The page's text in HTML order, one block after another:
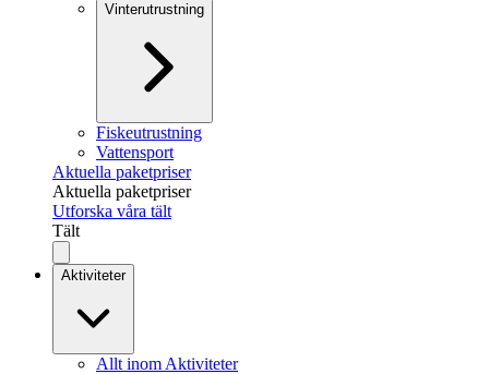
Vinterutrustning
Fiskeutrustning
Vattensport
Aktuella paketpriser
Aktuella paketpriser
Utforska våra tält
Tält
Aktiviteter
Allt inom Aktiviteter